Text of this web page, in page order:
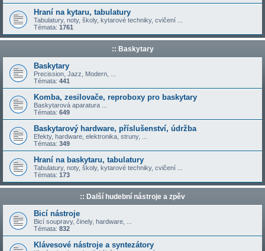
Hraní na kytaru, tabulatury
Tabulatury, noty, školy, kytarové techniky, cvičení ...
Témata: 1761
:: Baskytary
Baskytary
Precission, Jazz, Modern, ...
Témata: 441
Komba, zesilovače, reproboxy pro baskytary
Baskytarová aparatura ...
Témata: 649
Baskytarový hardware, příslušenství, údržba
Efekty, hardware, elektronika, struny, ...
Témata: 349
Hraní na baskytaru, tabulatury
Tabulatury, noty, školy, kytarové techniky, cvičení ...
Témata: 173
:: Další hudební nástroje a zpěv
Bicí nástroje
Bicí soupravy, činely, hardware, ...
Témata: 832
Klávesové nástroje a syntezátory